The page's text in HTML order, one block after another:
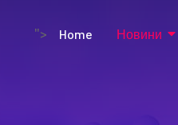
"> Home Новини